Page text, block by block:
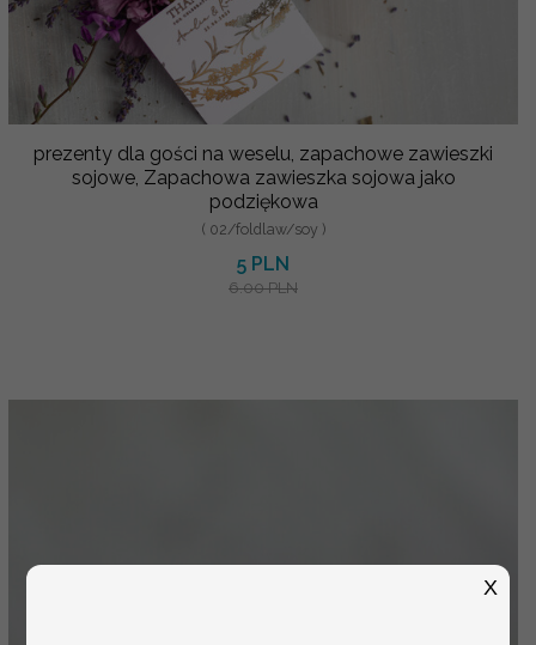
prezenty dla gości na weselu, zapachowe zawieszki
sojowe, Zapachowa zawieszka sojowa jako
podziękowa
( 02/foldlaw/soy )
5 PLN
6.00 PLN
X